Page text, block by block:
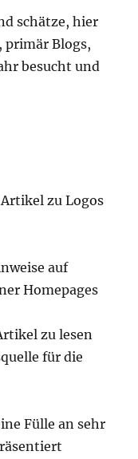
schätze, hier
primär Blogs,
besucht und
zu Logos
auf
Homepages
zu lesen
für die
Fülle an sehr